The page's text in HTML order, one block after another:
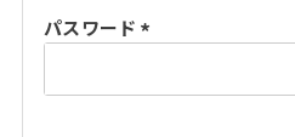
パスワード
須)